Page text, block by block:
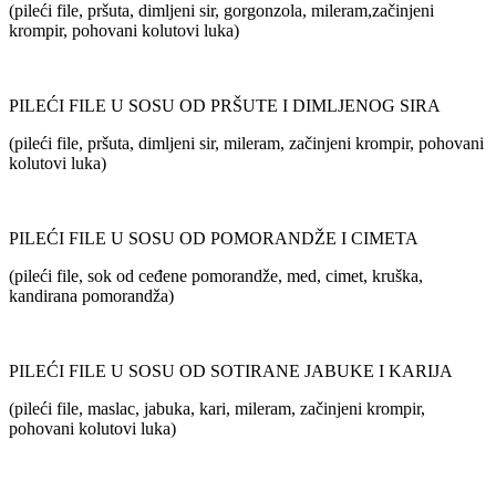
(pileći file, pršuta, dimljeni sir, gorgonzola, mileram,začinjeni
krompir, pohovani kolutovi luka)
PILEĆI FILE U SOSU OD PRŠUTE I DIMLJENOG SIRA
(pileći file, pršuta, dimljeni sir, mileram, začinjeni krompir, pohovani
kolutovi luka)
PILEĆI FILE U SOSU OD POMORANDŽE I CIMETA
(pileći file, sok od ceđene pomorandže, med, cimet, kruška,
kandirana pomorandža)
PILEĆI FILE U SOSU OD SOTIRANE JABUKE I KARIJA
(pileći file, maslac, jabuka, kari, mileram, začinjeni krompir,
pohovani kolutovi luka)